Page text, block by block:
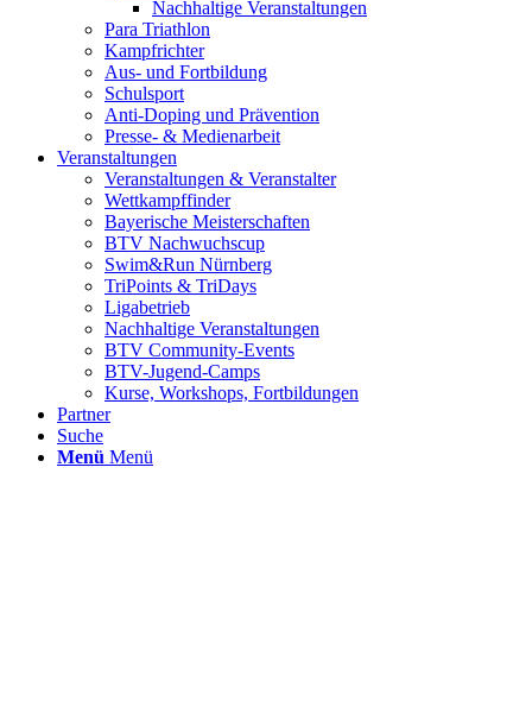
Nachhaltige Veranstaltungen
Para Triathlon
Kampfrichter
Aus- und Fortbildung
Schulsport
Anti-Doping und Prävention
Presse- & Medienarbeit
Veranstaltungen
Veranstaltungen & Veranstalter
Wettkampffinder
Bayerische Meisterschaften
BTV Nachwuchscup
Swim&Run Nürnberg
TriPoints & TriDays
Ligabetrieb
Nachhaltige Veranstaltungen
BTV Community-Events
BTV-Jugend-Camps
Kurse, Workshops, Fortbildungen
Partner
Suche
Menü Menü